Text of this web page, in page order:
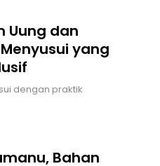
Uung dan
yang
dengan praktik
Bahan